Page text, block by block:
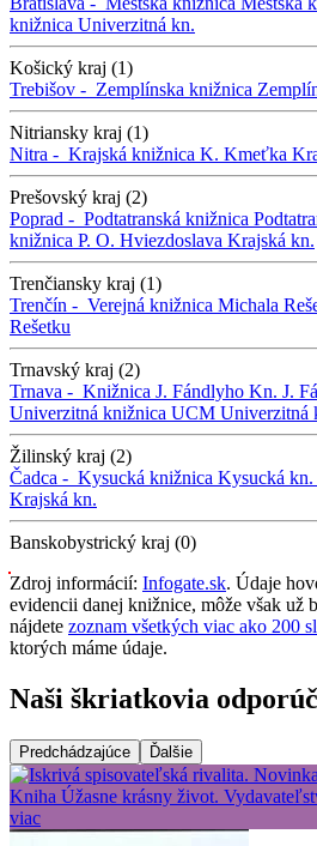
knižnica Univerzitná kn.
Košický kraj (1)
Trebišov - Zemplínska knižnica
Nitriansky kraj (1)
Nitra - Krajská knižnica K. Kmeťka
Prešovský kraj (2)
Poprad - Podtatranská knižnica
knižnica P. O. Hviezdoslava Krajská kn.
Trenčiansky kraj (1)
Trenčín - Verejná knižnica Michala
Rešetku
Trnavský kraj (2)
Trnava - Knižnica J. Fándlyho Kn. J.
Univerzitná knižnica UCM Univerzitná
Žilinský kraj (2)
Čadca - Kysucká knižnica Kysucká kn.
Krajská kn.
Banskobystrický kraj (0)
Zdroj informácií: Infogate.sk. Údaje
evidencii danej knižnice, môže však už
nájdete zoznam všetkých viac ako 200
ktorých máme údaje.
Naši škriatkovia
Predchádzajúce Ďalšie